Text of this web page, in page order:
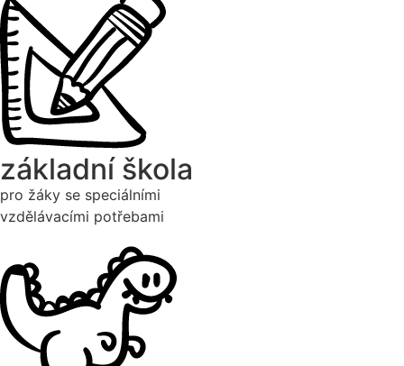
základní škola
pro žáky se speciálními
vzdělávacími potřebami